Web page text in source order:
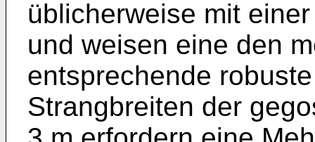
üblicherweise mit
und weisen eine den
entsprechende
Strangbreiten der